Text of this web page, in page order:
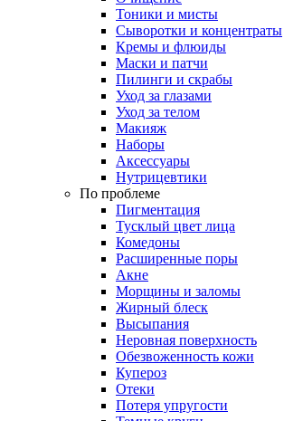
Тоники и мисты
Сыворотки и концентраты
Кремы и флюиды
Маски и патчи
Пилинги и скрабы
Уход за глазами
Уход за телом
Макияж
Наборы
Аксессуары
Нутрицевтики
По проблеме
Пигментация
Тусклый цвет лица
Комедоны
Расширенные поры
Акне
Морщины и заломы
Жирный блеск
Высыпания
Неровная поверхность
Обезвоженность кожи
Купероз
Отеки
Потеря упругости